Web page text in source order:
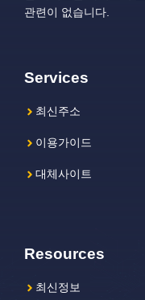
관련이 없습니다.
Services
최신주소
이용가이드
대체사이트
Resources
최신정보